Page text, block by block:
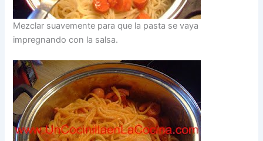
Mezclar suavemente para que la pasta se vaya
impregnando con la salsa.